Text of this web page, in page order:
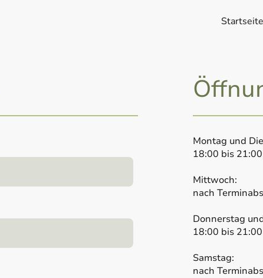
Startseite
Montag
18:00 bis
nach
18:00 bis
nach